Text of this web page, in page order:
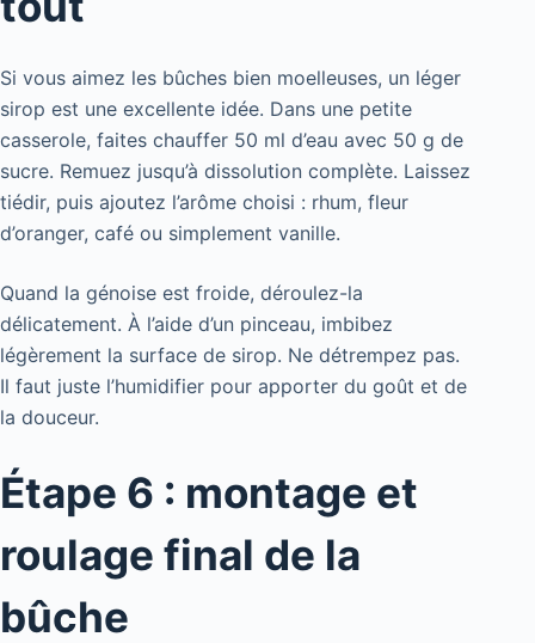
Si vous aimez les bûches bien moelleuses, un léger
sirop est une excellente idée. Dans une petite
casserole, faites chauffer 50 ml d’eau avec 50 g de
sucre. Remuez jusqu’à dissolution complète. Laissez
tiédir, puis ajoutez l’arôme choisi : rhum, fleur
d’oranger, café ou simplement vanille.
Quand la génoise est froide, déroulez-la
délicatement. À l’aide d’un pinceau, imbibez
légèrement la surface de sirop. Ne détrempez pas.
Il faut juste l’humidifier pour apporter du goût et de
la douceur.
Étape 6 : montage et
roulage final de la
bûche